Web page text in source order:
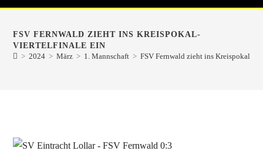
FSV FERNWALD ZIEHT INS KREISPOKAL-
VIERTELFINALE EIN
> 2024 > März > 1. Mannschaft > FSV Fernwald zieht ins Kreispokal-